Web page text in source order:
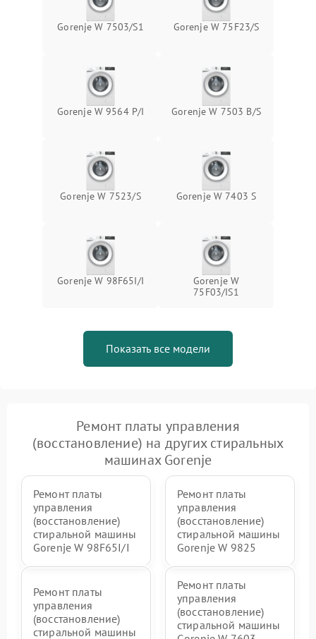
Gorenje W 7503/S1 Gorenje W 75F23/S
Gorenje W 9564 P/I Gorenje W 7503 B/S
Gorenje W 7523/S Gorenje W 7403 S
Gorenje W 98F65I/I
Gorenje W
75F03/IS1
Показать все модели
Ремонт платы управления
(восстановление) на других стиральных
машинах Gorenje
Ремонт платы
управления
(восстановление)
стиральной машины
Gorenje W 98F65I/I
Ремонт платы
управления
(восстановление)
стиральной машины
Gorenje W 9825
Ремонт платы
управления
(восстановление)
стиральной машины
Ремонт платы
управления
(восстановление)
стиральной машины